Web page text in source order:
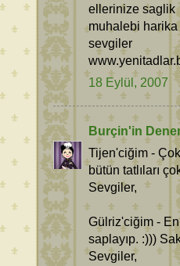
ellerinize saglik
muhalebi
sevgiler
18 Eylül, 2007
Burçin'in
Tijen'ciğim -
bütün tatlıları
Sevgiler,
Gülriz'ciğim -
saplayıp. :)))
Sevgiler,